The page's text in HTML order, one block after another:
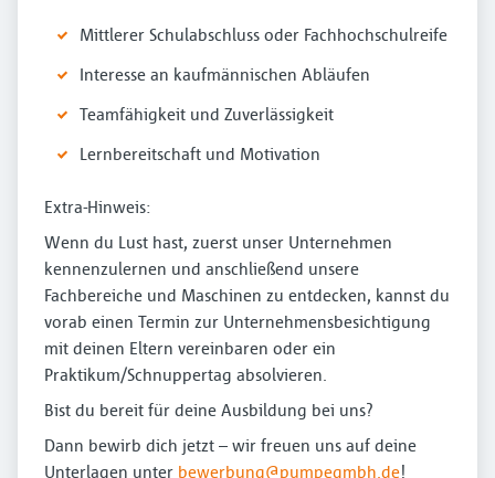
Mittlerer Schulabschluss oder Fachhochschulreife
Interesse an kaufmännischen Abläufen
Teamfähigkeit und Zuverlässigkeit
Lernbereitschaft und Motivation
Extra-Hinweis:
Wenn du Lust hast, zuerst unser Unternehmen
kennenzulernen und anschließend unsere
Fachbereiche und Maschinen zu entdecken, kannst du
vorab einen Termin zur Unternehmensbesichtigung
mit deinen Eltern vereinbaren oder ein
Praktikum/Schnuppertag absolvieren.
Bist du bereit für deine Ausbildung bei uns?
Dann bewirb dich jetzt – wir freuen uns auf deine
Unterlagen unter bewerbung@pumpegmbh.de!